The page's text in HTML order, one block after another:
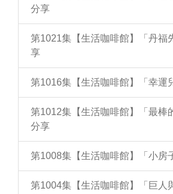
分享
第1021集【生活咖啡館】「丹福
享
第1016集【生活咖啡館】「幸運
第1012集【生活咖啡館】「最棒
分享
第1008集【生活咖啡館】「小房
第1004集【生活咖啡館】「巨人